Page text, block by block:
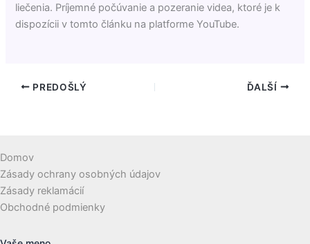
liečenia. Príjemné počúvanie a pozeranie videa, ktoré je k
dispozícii v tomto článku na platforme YouTube.
PREDOŠLÝ ĎALŠÍ
Domov
Zásady ochrany osobných údajov
Zásady reklamácií
Obchodné podmienky